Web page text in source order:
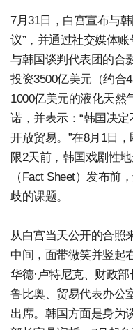
7月31日，白宫宣布与
议”，并通过社交媒体
与韩国谈判代表团的合
投资3500亿美元（约合
1000亿美元的液化天然
诺，并表示：“韩国决
开放贸易。”在8月1日
限2天前，韩国戏剧性
（Fact Sheet）发布前
歧的课题。
从白宫当天公开的合照
中间，面带微笑并竖起
华德·卢特尼克、财政
鲁比奥、贸易代表办公
出席。韩国方面是身为